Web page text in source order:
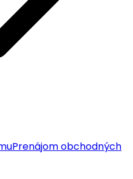
Prenájom obchodných